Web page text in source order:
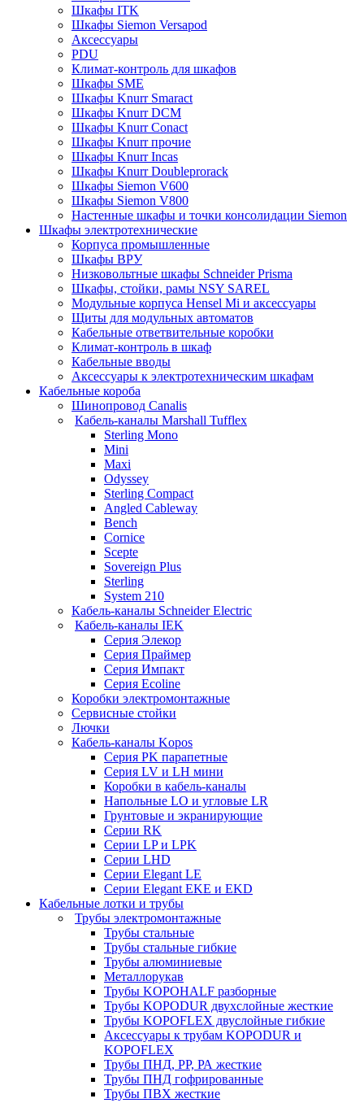
Шкафы ITK
Шкафы Siemon Versapod
Аксессуары
PDU
Климат-контроль для шкафов
Шкафы SME
Шкафы Knurr Smaract
Шкафы Knurr DCM
Шкафы Knurr Conact
Шкафы Knurr прочие
Шкафы Knurr Incas
Шкафы Knurr Doubleprorack
Шкафы Siemon V600
Шкафы Siemon V800
Настенные шкафы и точки консолидации Siemon
Шкафы электротехнические
Корпуса промышленные
Шкафы ВРУ
Низковольтные шкафы Schneider Prisma
Шкафы, стойки, рамы NSY SAREL
Модульные корпуса Hensel Mi и аксессуары
Щиты для модульных автоматов
Кабельные ответвительные коробки
Климат-контроль в шкаф
Кабельные вводы
Аксессуары к электротехническим шкафам
Кабельные короба
Шинопровод Canalis
Кабель-каналы Marshall Tufflex
Sterling Mono
Mini
Maxi
Odyssey
Sterling Compact
Angled Cableway
Bench
Cornice
Scepte
Sovereign Plus
Sterling
System 210
Кабель-каналы Schneider Electric
Кабель-каналы IEK
Серия Элекор
Серия Праймер
Серия Импакт
Серия Ecoline
Коробки электромонтажные
Сервисные стойки
Лючки
Кабель-каналы Kopos
Серия PK парапетные
Серия LV и LH мини
Коробки в кабель-каналы
Напольные LO и угловые LR
Грунтовые и экранирующие
Серии RK
Серии LP и LPK
Серии LHD
Серии Elegant LE
Серии Elegant EKE и EKD
Кабельные лотки и трубы
Трубы электромонтажные
Трубы стальные
Трубы стальные гибкие
Трубы алюминиевые
Металлорукав
Трубы KOPOHALF разборные
Трубы KOPODUR двухслойные жесткие
Трубы KOPOFLEX двуслойные гибкие
Аксессуары к трубам KOPODUR и
KOPOFLEX
Трубы ПНД, РР, РА жесткие
Трубы ПНД гофрированные
Трубы ПВХ жесткие